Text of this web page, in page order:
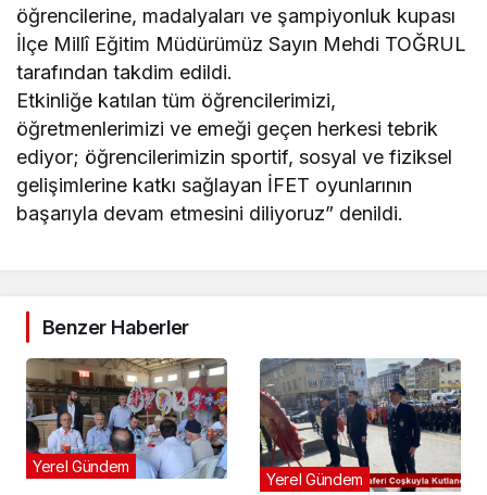
öğrencilerine, madalyaları ve şampiyonluk kupası
İlçe Millî Eğitim Müdürümüz Sayın Mehdi TOĞRUL
tarafından takdim edildi.
Etkinliğe katılan tüm öğrencilerimizi,
öğretmenlerimizi ve emeği geçen herkesi tebrik
ediyor; öğrencilerimizin sportif, sosyal ve fiziksel
gelişimlerine katkı sağlayan İFET oyunlarının
başarıyla devam etmesini diliyoruz” denildi.
Benzer Haberler
Yerel Gündem
Yerel Gündem